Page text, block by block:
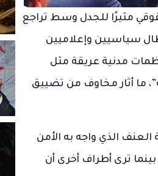
مثيرًا للجدل وسط تراجع
سياسيين وإعلاميين
مدنية عريقة مثل
ما أثار مخاوف من تضييق
الذي واجه به الأمن
ترى أطراف أخرى أن